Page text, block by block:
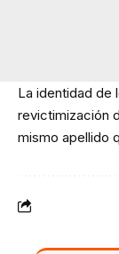
La identidad de
revictimización
mismo apellido